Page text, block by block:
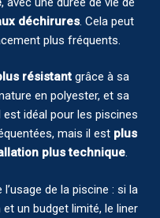
déchirures. Cela peut
plus fréquents.
résistant grâce à sa
en polyester, et sa
est idéal pour les piscines
mais il est plus
plus technique.
de la piscine : si la
un budget limité, le liner